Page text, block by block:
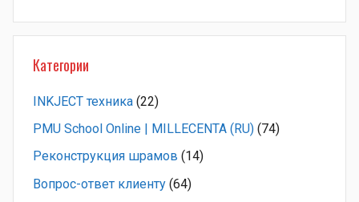
Категории
INKJECT техника (22)
PMU School Online | MILLECENTA (RU) (74)
Pеконструкция шрамов (14)
Вопрос-ответ клиенту (64)